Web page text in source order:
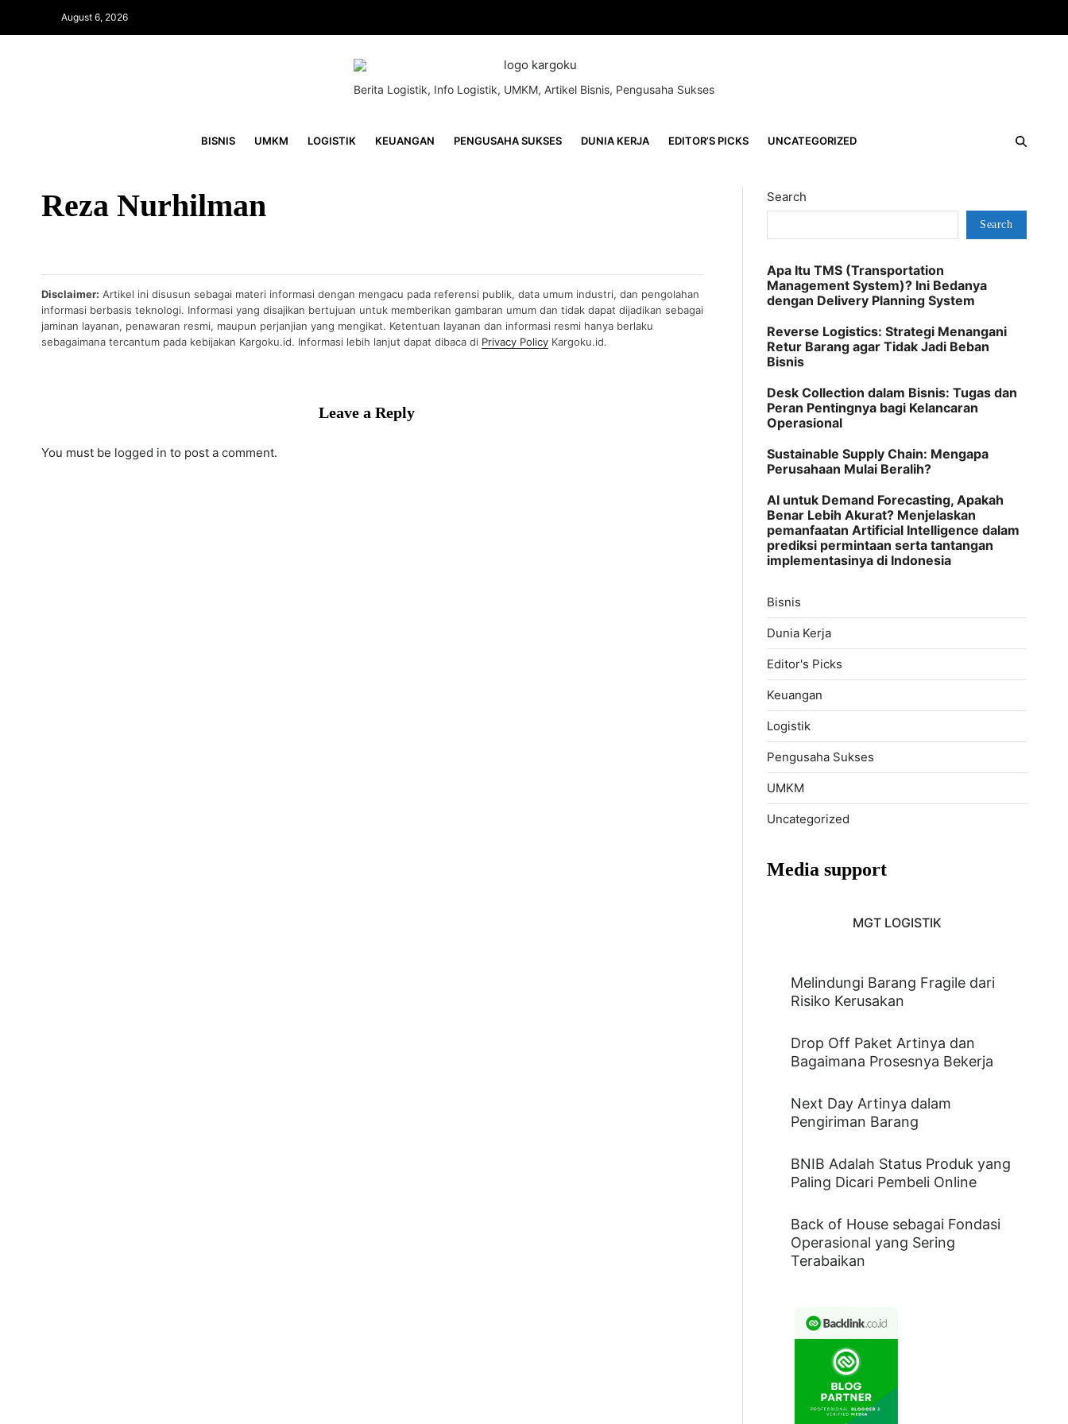
August 6, 2026
Berita Logistik, Info Logistik, UMKM, Artikel Bisnis, Pengusaha Sukses
BISNIS UMKM LOGISTIK KEUANGAN PENGUSAHA SUKSES DUNIA KERJA EDITOR’S PICKS UNCATEGORIZED
Reza Nurhilman
Disclaimer: Artikel ini disusun sebagai materi informasi dengan mengacu pada referensi publik, data umum industri, dan pengolahan
informasi berbasis teknologi. Informasi yang disajikan bertujuan untuk memberikan gambaran umum dan tidak dapat dijadikan sebagai
jaminan layanan, penawaran resmi, maupun perjanjian yang mengikat. Ketentuan layanan dan informasi resmi hanya berlaku
sebagaimana tercantum pada kebijakan Kargoku.id. Informasi lebih lanjut dapat dibaca di Privacy Policy Kargoku.id.
Leave a Reply
You must be logged in to post a comment.
Search
Search
Apa Itu TMS (Transportation
Management System)? Ini Bedanya
dengan Delivery Planning System
Reverse Logistics: Strategi Menangani
Retur Barang agar Tidak Jadi Beban
Bisnis
Desk Collection dalam Bisnis: Tugas dan
Peran Pentingnya bagi Kelancaran
Operasional
Sustainable Supply Chain: Mengapa
Perusahaan Mulai Beralih?
AI untuk Demand Forecasting, Apakah
Benar Lebih Akurat? Menjelaskan
pemanfaatan Artificial Intelligence dalam
prediksi permintaan serta tantangan
implementasinya di Indonesia
Bisnis
Dunia Kerja
Editor's Picks
Keuangan
Logistik
Pengusaha Sukses
UMKM
Uncategorized
Media support
MGT LOGISTIK
Melindungi Barang Fragile dari
Risiko Kerusakan
Drop Off Paket Artinya dan
Bagaimana Prosesnya Bekerja
Next Day Artinya dalam
Pengiriman Barang
BNIB Adalah Status Produk yang
Paling Dicari Pembeli Online
Back of House sebagai Fondasi
Operasional yang Sering
Terabaikan